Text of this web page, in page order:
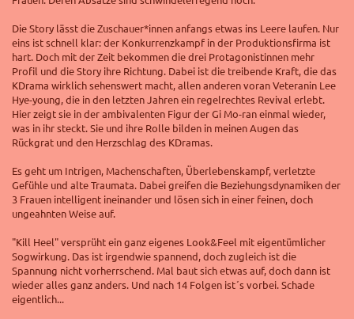
Die Story lässt die Zuschauer*innen anfangs etwas ins Leere laufen. Nur
eins ist schnell klar: der Konkurrenzkampf in der Produktionsfirma ist
hart. Doch mit der Zeit bekommen die drei Protagonistinnen mehr
Profil und die Story ihre Richtung. Dabei ist die treibende Kraft, die das
KDrama wirklich sehenswert macht, allen anderen voran Veteranin Lee
Hye-young, die in den letzten Jahren ein regelrechtes Revival erlebt.
Hier zeigt sie in der ambivalenten Figur der Gi Mo-ran einmal wieder,
was in ihr steckt. Sie und ihre Rolle bilden in meinen Augen das
Rückgrat und den Herzschlag des KDramas.
Es geht um Intrigen, Machenschaften, Überlebenskampf, verletzte
Gefühle und alte Traumata. Dabei greifen die Beziehungsdynamiken der
3 Frauen intelligent ineinander und lösen sich in einer feinen, doch
ungeahnten Weise auf.
"Kill Heel" versprüht ein ganz eigenes Look&Feel mit eigentümlicher
Sogwirkung. Das ist irgendwie spannend, doch zugleich ist die
Spannung nicht vorherrschend. Mal baut sich etwas auf, doch dann ist
wieder alles ganz anders. Und nach 14 Folgen ist´s vorbei. Schade
eigentlich...